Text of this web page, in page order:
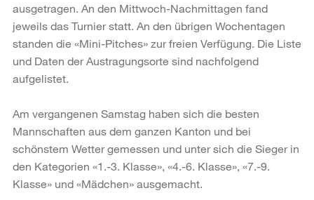
ausgetragen. An den Mittwoch-Nachmittagen fand
jeweils das Turnier statt. An den übrigen Wochentagen
standen die «Mini-Pitches» zur freien Verfügung. Die Liste
und Daten der Austragungsorte sind nachfolgend
aufgelistet.
Am vergangenen Samstag haben sich die besten
Mannschaften aus dem ganzen Kanton und bei
schönstem Wetter gemessen und unter sich die Sieger in
den Kategorien «1.-3. Klasse», «4.-6. Klasse», «7.-9.
Klasse» und «Mädchen» ausgemacht.